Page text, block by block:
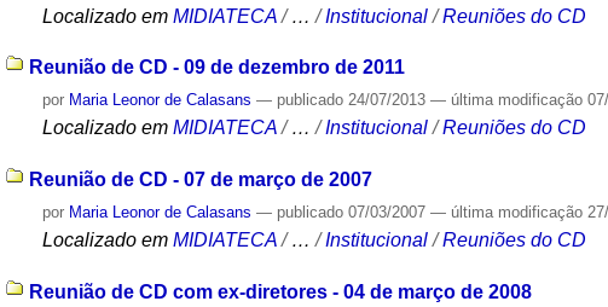
Localizado em MIDIATECA /…/Institucional /Reuniões do CD
Reunião de CD - 09 de dezembro de 2011
por Maria Leonor de Calasans — publicado 24/07/2013— última modificação
Localizado em MIDIATECA /…/Institucional /Reuniões do CD
Reunião de CD - 07 de março de 2007
por Maria Leonor de Calasans — publicado 07/03/2007— última modificação
Localizado em MIDIATECA /…/Institucional /Reuniões do CD
Reunião de CD com ex-diretores - 04 de março de 2008